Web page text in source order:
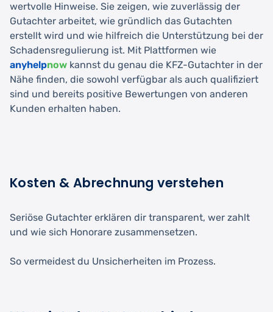
wertvolle Hinweise. Sie zeigen, wie zuverlässig der
Gutachter arbeitet, wie gründlich das Gutachten
erstellt wird und wie hilfreich die Unterstützung bei der
Schadensregulierung ist. Mit Plattformen wie
anyhelpnow kannst du genau die KFZ-Gutachter in der
Nähe finden, die sowohl verfügbar als auch qualifiziert
sind und bereits positive Bewertungen von anderen
Kunden erhalten haben.
Kosten & Abrechnung verstehen
Seriöse Gutachter erklären dir transparent, wer zahlt
und wie sich Honorare zusammensetzen.
So vermeidest du Unsicherheiten im Prozess.